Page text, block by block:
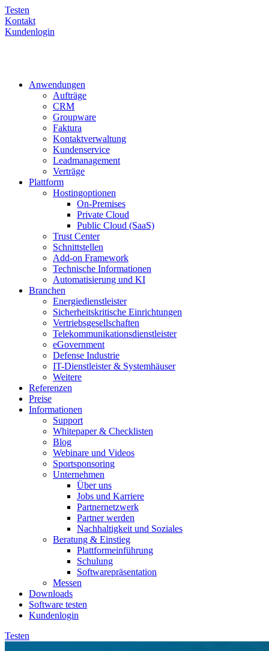
Testen
Kontakt
Kundenlogin
Anwendungen
Aufträge
CRM
Groupware
Faktura
Kontaktverwaltung
Kundenservice
Leadmanagement
Verträge
Plattform
Hostingoptionen
On-Premises
Private Cloud
Public Cloud (SaaS)
Trust Center
Schnittstellen
Add-on Framework
Technische Informationen
Automatisierung und KI
Branchen
Energiedienstleister
Sicherheitskritische Einrichtungen
Vertriebsgesellschaften
Telekommunikationsdienstleister
eGovernment
Defense Industrie
IT-Dienstleister & Systemhäuser
Weitere
Referenzen
Preise
Informationen
Support
Whitepaper & Checklisten
Blog
Webinare und Videos
Sportsponsoring
Unternehmen
Über uns
Jobs und Karriere
Partnernetzwerk
Partner werden
Nachhaltigkeit und Soziales
Beratung & Einstieg
Plattformeinführung
Schulung
Softwarepräsentation
Messen
Downloads
Software testen
Kundenlogin
Testen